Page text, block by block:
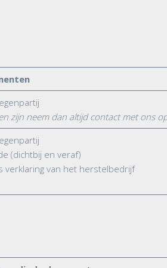
zijn neem dan altijd contact met ons
(dichtbij en veraf)
verklaring van het herstelbedrijf